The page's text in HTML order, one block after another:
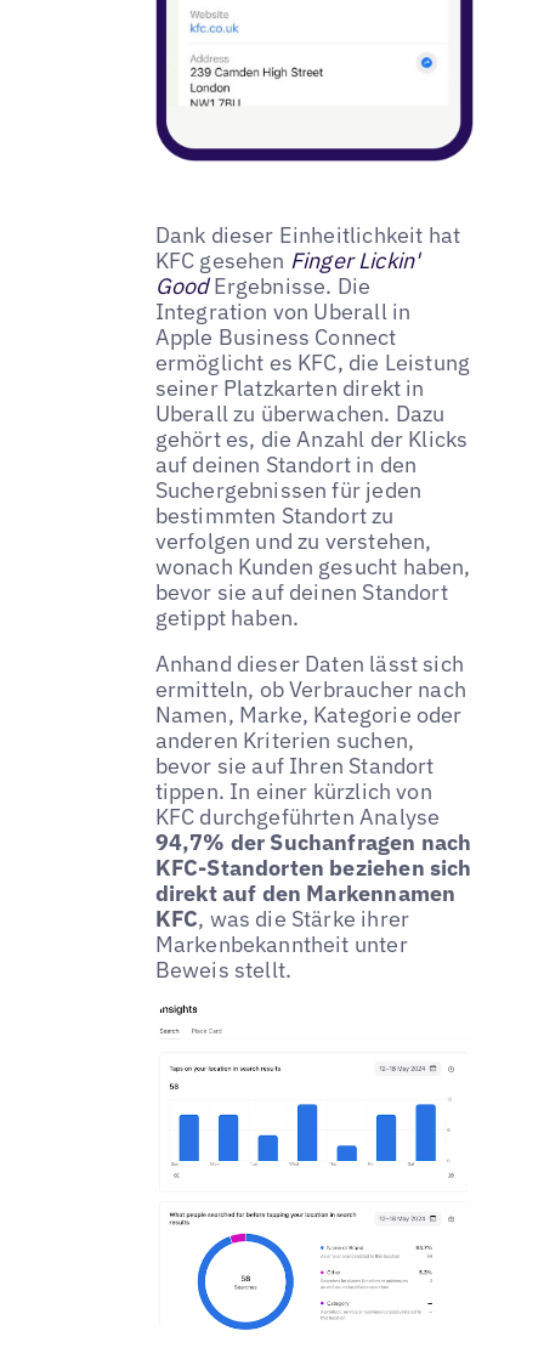
Dank dieser Einheitlichkeit hat
KFC gesehen Finger Lickin'
GoodErgebnisse. Die
Integration von Uberall in
Apple Business Connect
ermöglicht es KFC, die Leistung
seiner Platzkarten direkt in
Uberall zu überwachen. Dazu
gehört es, die Anzahl der Klicks
auf deinen Standort in den
Suchergebnissen für jeden
bestimmten Standort zu
verfolgen und zu verstehen,
wonach Kunden gesucht haben,
bevor sie auf deinen Standort
getippt haben.
Anhand dieser Daten lässt sich
ermitteln, ob Verbraucher nach
Namen, Marke, Kategorie oder
anderen Kriterien suchen,
bevor sie auf Ihren Standort
tippen. In einer kürzlich von
KFC durchgeführten Analyse
94,7% der Suchanfragen nach
KFC-Standorten beziehen sich
direkt auf den Markennamen
KFC, was die Stärke ihrer
Markenbekanntheit unter
Beweis stellt.